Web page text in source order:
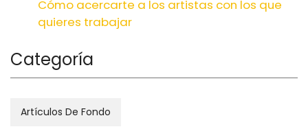
Cómo acercarte a los artistas con los que
quieres trabajar
Categoría
Artículos De Fondo